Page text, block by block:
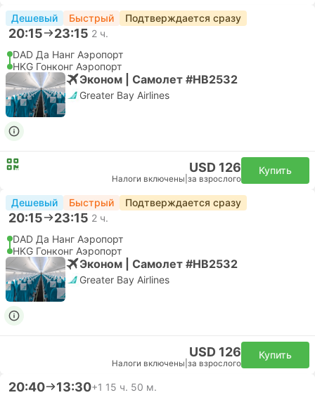
Дешевый Быстрый Подтверждается сразу
20:15 23:15 2 ч.
DAD Да Нанг Аэропорт
HKG Гонконг Аэропорт
Эконом | Самолет #HB2532
Greater Bay Airlines
USD 126
Налоги включены за взрослого
Купить
Дешевый Быстрый Подтверждается сразу
20:15 23:15 2 ч.
DAD Да Нанг Аэропорт
HKG Гонконг Аэропорт
Эконом | Самолет #HB2532
Greater Bay Airlines
USD 126
Налоги включены за взрослого
Купить
20:40 13:30+1 15 ч. 50 м.